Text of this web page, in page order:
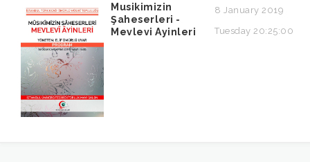
Musikimizin
Şaheserleri -
Mevlevi Ayinleri
8 January 2019
Tuesday 20:25:00